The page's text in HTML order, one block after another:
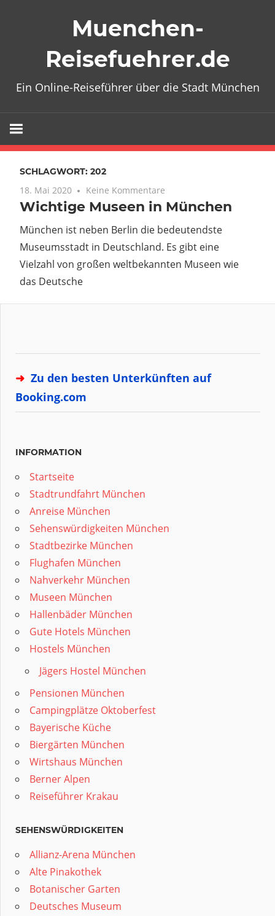
Muenchen-
Reisefuehrer.de
Ein Online-Reiseführer über die Stadt München
SCHLAGWORT: 202
18. Mai 2020 Keine Kommentare
Wichtige Museen in München
München ist neben Berlin die bedeutendste
Museumsstadt in Deutschland. Es gibt eine
Vielzahl von großen weltbekannten Museen wie
das Deutsche
➜ Zu den besten Unterkünften auf
Booking.com
INFORMATION
Startseite
Stadtrundfahrt München
Anreise München
Sehenswürdigkeiten München
Stadtbezirke München
Flughafen München
Nahverkehr München
Museen München
Hallenbäder München
Gute Hotels München
Hostels München
Jägers Hostel München
Pensionen München
Campingplätze Oktoberfest
Bayerische Küche
Biergärten München
Wirtshaus München
Berner Alpen
Reiseführer Krakau
SEHENSWÜRDIGKEITEN
Allianz-Arena München
Alte Pinakothek
Botanischer Garten
Deutsches Museum